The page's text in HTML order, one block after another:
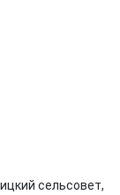
сельсовет,